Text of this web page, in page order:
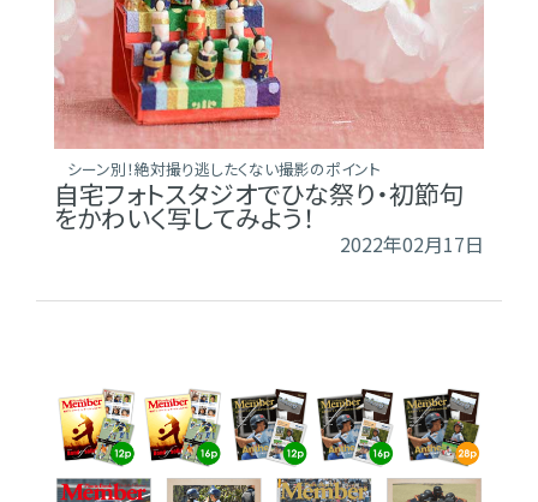
シーン別！絶対撮り逃したくない撮影のポイント
自宅フォトスタジオでひな祭り・初節句
をかわいく写してみよう！
2022年02月17日